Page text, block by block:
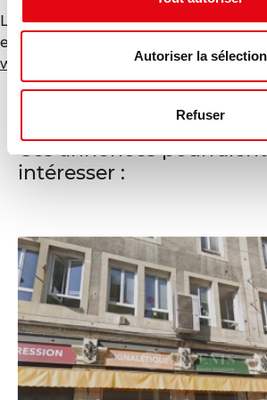
Autoriser la sélection
Refuser
Les informations sur les risques
exposé sont disponibles sur le site
www.georisques.gouv.fr
Ces annonces
intéresser :